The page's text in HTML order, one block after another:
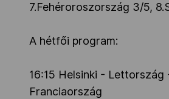
7.Fehéroroszország 3/5,
A hétfői program:
16:15 Helsinki - Lettország
Franciaország